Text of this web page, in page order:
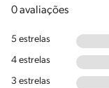
0 avaliações
5 estrelas
4 estrelas
3 estrelas